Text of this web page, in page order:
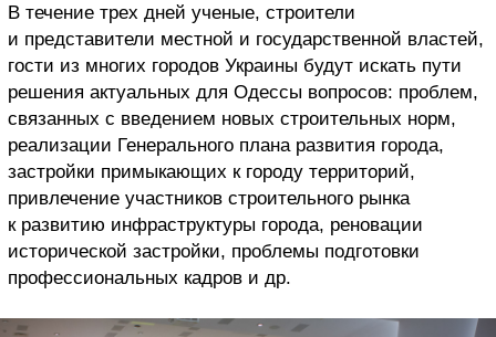
В течение трех дней ученые, строители
и представители местной и государственной властей,
гости из многих городов Украины будут искать пути
решения актуальных для Одессы вопросов: проблем,
связанных с введением новых строительных норм,
реализации Генерального плана развития города,
застройки примыкающих к городу территорий,
привлечение участников строительного рынка
к развитию инфраструктуры города, реновации
исторической застройки, проблемы подготовки
профессиональных кадров и др.